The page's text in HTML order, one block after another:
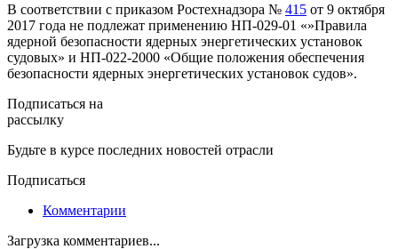
В соответствии с приказом Ростехнадзора № 415 от 9 октября
2017 года не подлежат применению НП-029-01 «»Правила
ядерной безопасности ядерных энергетических установок
судовых» и НП-022-2000 «Общие положения обеспечения
безопасности ядерных энергетических установок судов».
Подписаться на
рассылку
Будьте в курсе последних новостей отрасли
Подписаться
Комментарии
Загрузка комментариев...